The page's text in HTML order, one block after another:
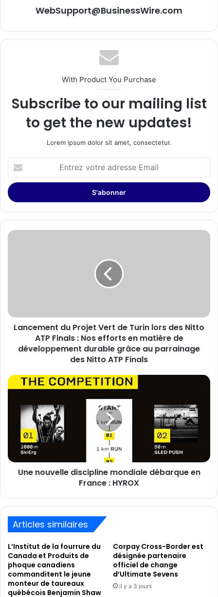
WebSupport@BusinessWire.com
With Product You Purchase
Subscribe to our mailing list
to get the new updates!
Lorem ipsum dolor sit amet, consectetur.
votre
adresse
Email
Lancement
Nitto
ATP
en
matière
développement
durable
grâce
parrainage
des
Nitto
Lancement du Projet Vert de Turin lors des Nitto
ATP Finals : Nos efforts en matière de
développement durable grâce au parrainage
des Nitto ATP Finals
Une
nouvelle
mondiale
débarque
France
HYROX
Une nouvelle discipline mondiale débarque en
France : HYROX
Articles similaires
L’Institut de la fourrure du
Canada et Produits de
phoque canadiens
commanditent le jeune
monteur de taureaux
québécois Benjamin Shaw
Corpay Cross-Border est
désignée partenaire
officiel de change
d’Ultimate Sevens
il y a 3 jours